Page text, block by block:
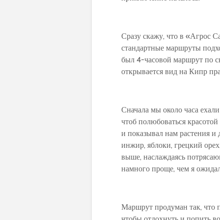
Сразу скажу, что в «Агрос
стандартные маршруты
был 4-часовой маршрут по
открывается вид на Кипр
Сначала мы около часа
чтоб полюбоваться
и показывал нам растения и
инжир, яблоки, грецкий
выше, наслаждаясь
намного проще, чем я
Маршрут продуман так, что